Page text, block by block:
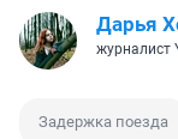
Дарья
журналист
Задержка поезда